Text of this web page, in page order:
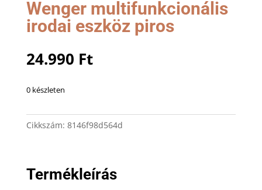
Wenger multifunkcionális
irodai eszköz piros
24.990 Ft
0 készleten
Cikkszám: 8146f98d564d
Termékleírás